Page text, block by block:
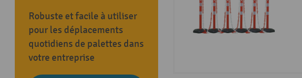
Robuste et facile à utiliser
pour les déplacements
quotidiens de palettes dans
votre entreprise